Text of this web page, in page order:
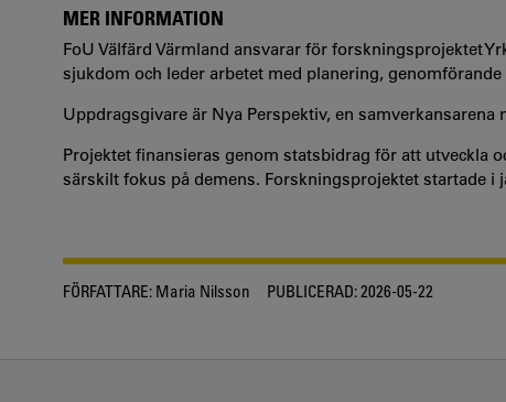
MER INFORMATION
FoU Välfärd Värmland ansvarar för forskningsprojektet
sjukdom och leder arbetet med planering,
Uppdragsgivare är Nya Perspektiv, en
Projektet finansieras genom statsbidrag för att utveckla
särskilt fokus på demens. Forskningsprojektet startade i
FÖRFATTARE: Maria Nilsson PUBLICERAD:2026-05-22